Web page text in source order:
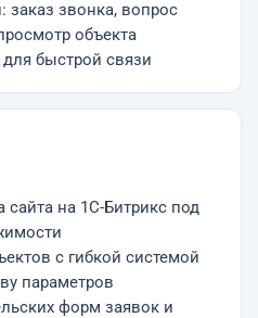
заказ звонка, вопрос
объекта
для быстрой связи
сайта на 1С-Битрикс под
с гибкой системой
параметров
форм заявок и